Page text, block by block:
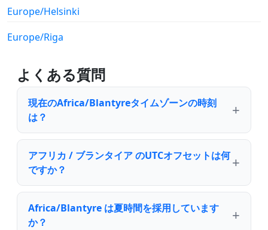
Europe/Helsinki
Europe/Riga
よくある質問
現在のAfrica/Blantyreタイムゾーンの時刻
は？
アフリカ / ブランタイア のUTCオフセットは何
ですか？
Africa/Blantyre は夏時間を採用しています
か？